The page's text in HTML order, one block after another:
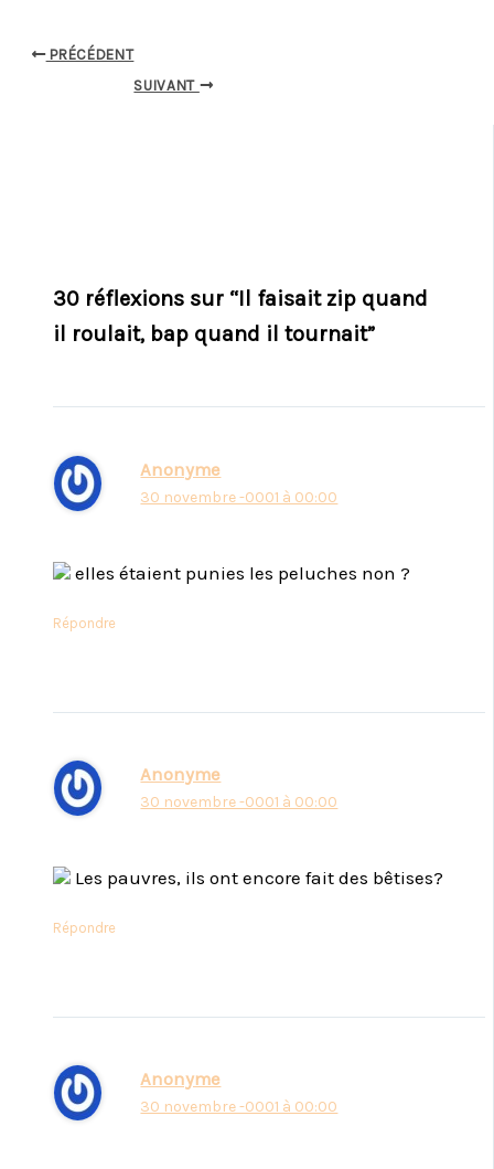
PRÉCÉDENT
SUIVANT
30 réflexions sur “Il faisait zip quand
il roulait, bap quand il tournait”
Anonyme
30 novembre -0001 à 00:00
elles étaient punies les peluches non ?
Répondre
Anonyme
30 novembre -0001 à 00:00
Les pauvres, ils ont encore fait des bêtises?
Répondre
Anonyme
30 novembre -0001 à 00:00